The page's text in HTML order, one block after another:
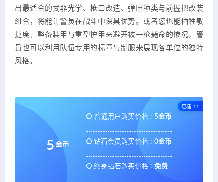
出最适合的武器光学、枪口改造、弹匣种类与前握把改装
组合，将能让警员在战斗中深具优势。或者您也能牺牲敏
捷度，整备装甲与重型护甲来避开被一枪毙命的惨况。警
员也可以利用队伍专用的标章与制服来展现各单位的独特
风格。
已售 11
5 金币
普通用户购买价格 : 5金币
钻石会员购买价格 : 0金币
终身钻石购买价格 : 免费